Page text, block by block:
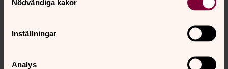
Nödvändiga kakor
Inställningar
Analys
innehåll?